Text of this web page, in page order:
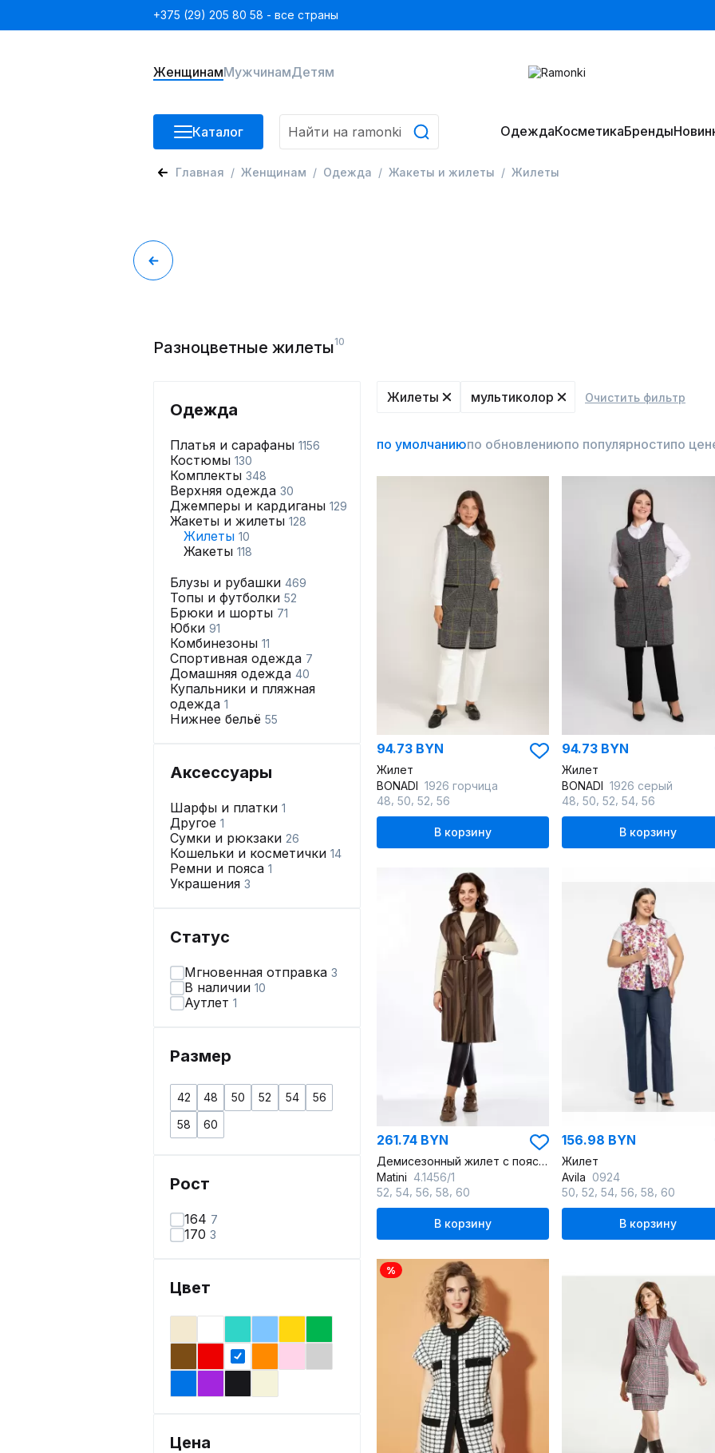
+375 (29) 205 80 58 - все страны
ЖенщинамМужчинамДетям
Каталог ОдеждаКосметикаБренды
Главная Женщинам Одежда Жакеты и жилеты Жилеты
Разноцветные жилеты10
Одежда
Платья и сарафаны 1156
Костюмы 130
Комплекты 348
Верхняя одежда 30
Джемперы и кардиганы 129
Жакеты и жилеты 128
Жилеты 10
Жакеты 118
Блузы и рубашки 469
Топы и футболки 52
Брюки и шорты 71
Юбки 91
Комбинезоны 11
Спортивная одежда 7
Домашняя одежда 40
Купальники и пляжная
одежда 1
Нижнее бельё 55
Аксессуары
Шарфы и платки 1
Другое 1
Сумки и рюкзаки 26
Кошельки и косметички 14
Ремни и пояса 1
Украшения 3
Статус
Мгновенная отправка 3
В наличии 10
Аутлет 1
Размер
42 48 50 52 54
56
58
60
Рост
164 7
170 3
Цвет
Цена
Жилеты мультиколор Очистить фильтр
по умолчаниюпо обновлениюпо популярностипо
94.73 BYN
Жилет
BONADI 1926 горчица
48 50 52 56
В корзину
94.73 BYN
Жилет
BONADI 1926 серый
48 50 52 54 56
В корзину
261.74 BYN
Демисезонный жилет с поясом и накладными карманами
Matini 4.1456/1
52 54 56 58 60
В корзину
156.98 BYN
Жилет
Avila 0924
50 52 54 56 58 60
В корзину
%